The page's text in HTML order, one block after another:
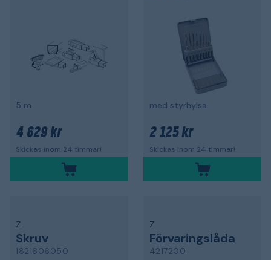
5 m
4 629 kr
Skickas inom 24 timmar!
med styrhylsa
2 125 kr
Skickas inom 24 timmar!
Z
Skruv
1821606050
Z
Förvaringslåda
4217200